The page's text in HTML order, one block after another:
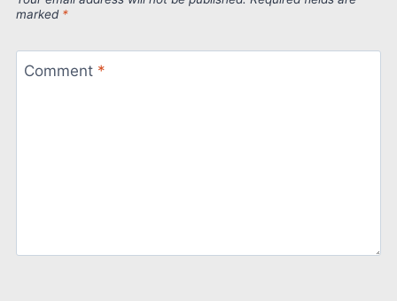
marked *
Comment *